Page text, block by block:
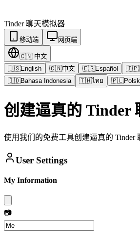
Tinder 聊天模拟器
移动端 网页端
🇨🇳 中文
🇺🇸English 🇨🇳中文 🇪🇸Español 🇯🇵
🇮🇩Bahasa Indonesia 🇹🇭ไทย 🇵🇱
创建逼真的 Tinder
使用我们的免费工具创建逼真的 Tinder
User Settings
My Information
📷